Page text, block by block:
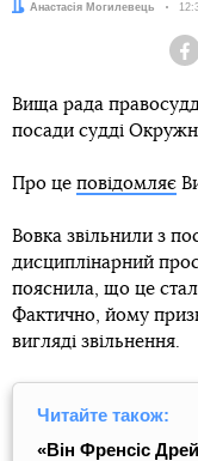
Автор:
Анастасія Могилевець
Вища рада
посади судді
Про це повідомляє
Вовка звільнили з
дисциплінарний
пояснила, що це
Фактично, йому
вигляді звільнення.
Читайте також:
«Він Френсіс